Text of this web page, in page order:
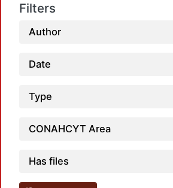
Filters
Author
Date
Type
CONAHCYT Area
Has files